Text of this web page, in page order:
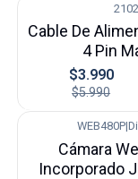
Cable De
4 Pin
$3.990
$5.990
WEB480P|
Cámara
Incorporado